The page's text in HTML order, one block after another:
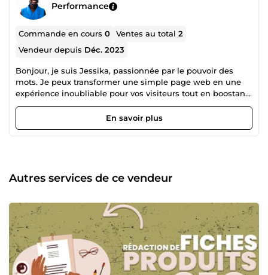
Performance
Commande en cours0 Ventes au total2
Vendeur depuis Déc. 2023
Bonjour, je suis Jessika, passionnée par le pouvoir des
mots. Je peux transformer une simple page web en une
expérience inoubliable pour vos visiteurs tout en boostant
votre visibilité en ligne. Mes services incluent : Rédaction
d'articles optimisés SEO 📈 Création d'articles de blog
alimentés par l'intelligence artificielle 🤖 Descriptions de
façon dont je peux vous aider à atteindre vos objectifs en
ligne ! 🚀
En savoir plus
Autres services de ce vendeur